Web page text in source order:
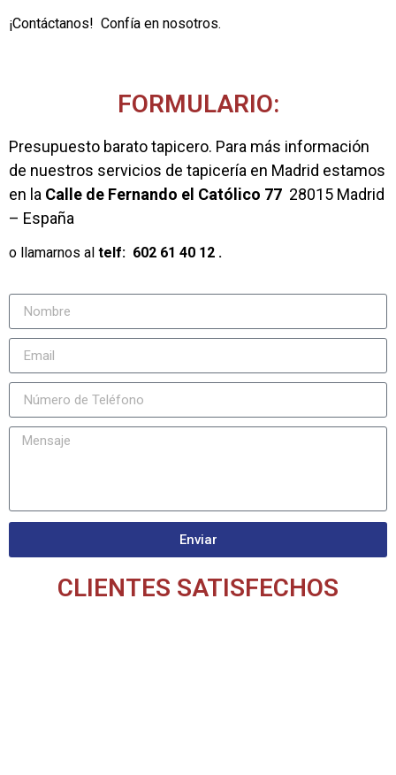
¡Contáctanos! Confía en nosotros.
FORMULARIO:
Presupuesto barato tapicero. Para más información
de nuestros servicios de tapicería en Madrid estamos
en la Calle de Fernando el Católico 77 28015 Madrid
– España
o llamarnos al telf: 602 61 40 12 .
Enviar
CLIENTES SATISFECHOS